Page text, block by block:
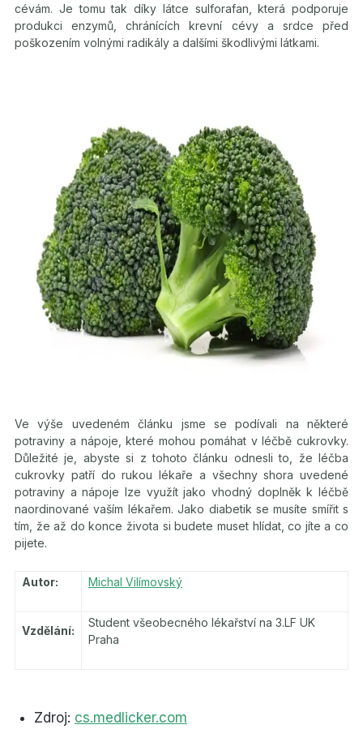
cévám. Je tomu tak díky látce sulforafan, která podporuje
produkci enzymů, chránících krevní cévy a srdce před
poškozením volnými radikály a dalšími škodlivými látkami.
Ve výše uvedeném článku jsme se podívali na některé
potraviny a nápoje, které mohou pomáhat v léčbě cukrovky.
Důležité je, abyste si z tohoto článku odnesli to, že léčba
cukrovky patří do rukou lékaře a všechny shora uvedené
potraviny a nápoje lze využít jako vhodný doplněk k léčbě
naordinované vaším lékařem. Jako diabetik se musíte smířit s
tím, že až do konce života si budete muset hlídat, co jíte a co
pijete.
Autor: Michal Vilímovský
Vzdělání:
Student všeobecného lékařství na 3.LF UK
Praha
Zdroj: cs.medlicker.com